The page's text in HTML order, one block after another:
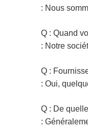
: Nous
Q : Quand
: Notre
Q :
: Oui,
Q : De
: